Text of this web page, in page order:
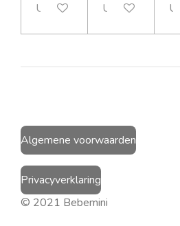
UitgeschakeldUitgeschakeld
Algemene voorwaarden
Privacyverklaring
© 2021 Bebemini